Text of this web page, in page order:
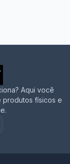
Aqui você
produtos físicos e